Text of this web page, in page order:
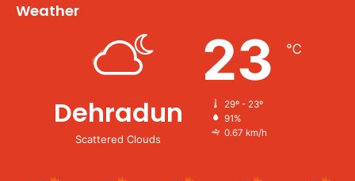
Weather
Dehradun
Scattered Clouds
23 ℃
29º - 23º
91%
0.67 km/h